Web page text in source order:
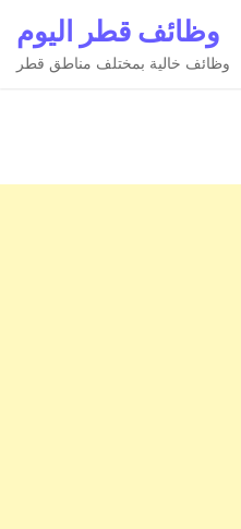
وظائف قطر اليوم
وظائف خالية بمختلف مناطق قطر